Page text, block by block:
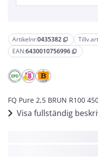
Artikelnr:0435382 content_copy
EAN:6430010756996 content_copy
FQ Pure 2,5 BRUN R100
Visa fullständig